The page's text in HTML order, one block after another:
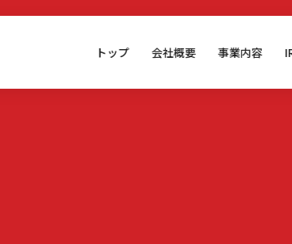
トップ 会社概要 事業内容